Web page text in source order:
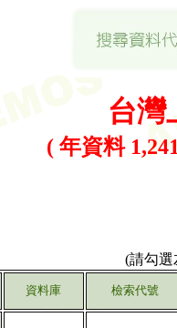
台灣
( 年資料
(請勾選
資料庫 檢索代號